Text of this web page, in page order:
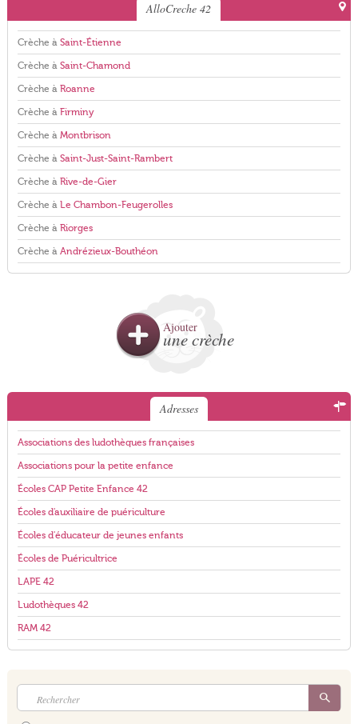
AlloCreche 42
Crèche à Saint-Étienne
Crèche à Saint-Chamond
Crèche à Roanne
Crèche à Firminy
Crèche à Montbrison
Crèche à Saint-Just-Saint-Rambert
Crèche à Rive-de-Gier
Crèche à Le Chambon-Feugerolles
Crèche à Riorges
Crèche à Andrézieux-Bouthéon
Ajouter
une crèche
Adresses
Associations des ludothèques françaises
Associations pour la petite enfance
Écoles CAP Petite Enfance 42
Écoles d'auxiliaire de puériculture
Écoles d'éducateur de jeunes enfants
Écoles de Puéricultrice
LAPE 42
Ludothèques 42
RAM 42